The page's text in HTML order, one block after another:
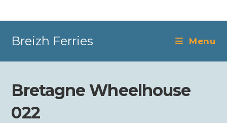
Breizh Ferries Menu
Bretagne Wheelhouse
022